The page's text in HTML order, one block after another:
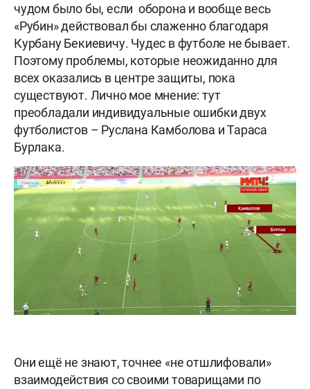
чудом было бы, если оборона и вообще весь
«Рубин» действовал бы слаженно благодаря
Курбану Бекиевичу. Чудес в футболе не бывает.
Поэтому проблемы, которые неожиданно для
всех оказались в центре защиты, пока
существуют. Лично мое мнение: тут
преобладали индивидуальные ошибки двух
футболистов – Руслана Камболова и Тараса
Бурлака.
Они ещё не знают, точнее «не отшлифовали»
взаимодействия со своими товарищами по